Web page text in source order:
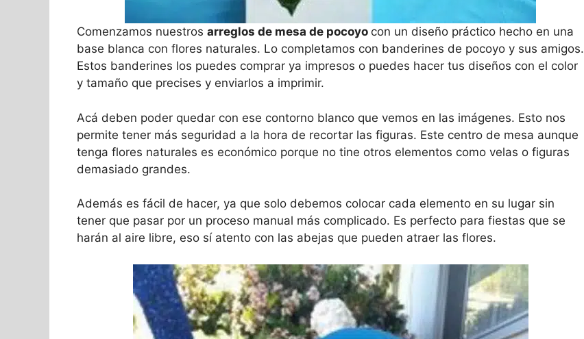
Comenzamos nuestros arreglos de mesa de pocoyo con un diseño práctico hecho en una
base blanca con flores naturales. Lo completamos con banderines de pocoyo y sus amigos.
Estos banderines los puedes comprar ya impresos o puedes hacer tus diseños con el color
y tamaño que precises y enviarlos a imprimir.
Acá deben poder quedar con ese contorno blanco que vemos en las imágenes. Esto nos
permite tener más seguridad a la hora de recortar las figuras. Este centro de mesa aunque
tenga flores naturales es económico porque no tine otros elementos como velas o figuras
demasiado grandes.
Además es fácil de hacer, ya que solo debemos colocar cada elemento en su lugar sin
tener que pasar por un proceso manual más complicado. Es perfecto para fiestas que se
harán al aire libre, eso sí atento con las abejas que pueden atraer las flores.